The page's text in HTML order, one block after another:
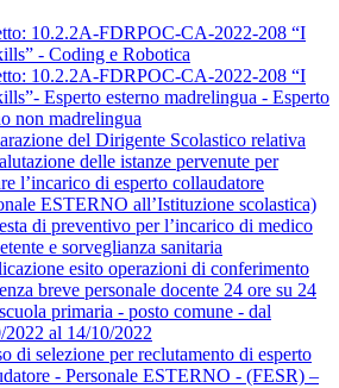
10.2.2A-FDRPOC-CA-2022-208 “I
- Coding e Robotica
10.2.2A-FDRPOC-CA-2022-208 “I
Esperto esterno madrelingua - Esperto
non madrelingua
del Dirigente Scolastico relativa
delle istanze pervenute per
l’incarico di esperto collaudatore
ESTERNO all’Istituzione scolastica)
di preventivo per l’incarico di medico
e sorveglianza sanitaria
esito operazioni di conferimento
breve personale docente 24 ore su 24
primaria - posto comune - dal
2022 al 14/10/2022
di selezione per reclutamento di esperto
- Personale ESTERNO - (FESR) –